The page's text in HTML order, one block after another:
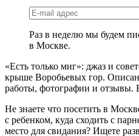
Раз в неделю мы будем
в Москве.
«Есть только миг»: джаз и
крыше Воробьевых гор.
работы, фотографии и отзывы.
Не знаете что посетить в
с ребенком, куда сходить с
место для свидания? Ищете